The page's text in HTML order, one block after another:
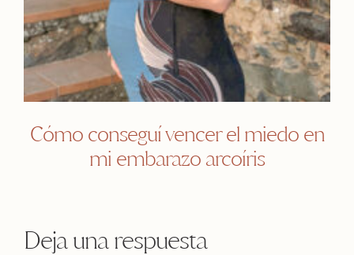
Cómo conseguí vencer el miedo en
mi embarazo arcoíris
Deja una respuesta